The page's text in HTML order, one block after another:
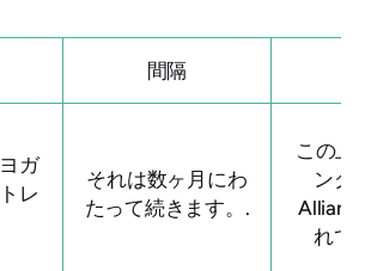
間隔
ガ
レ
それは数ヶ月にわ
たって続きます。.
この上
ング
れて